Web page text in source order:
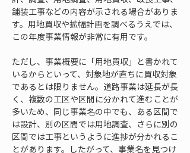
舗装工事などの内容が示される場合がありま
す。用地買収や拡幅計画を調べるうえでは、
この年度事業情報が非常に有用です。
ただし、事業概要に「用地買収」と書かれて
いるからといって、対象地が直ちに買収対象
であるとは限りません。道路事業は延長が長
く、複数の工区や区間に分かれて進むことが
多いため、同じ事業名の中でも、ある区間で
は設計、別の区間では用地調査、さらに別の
区間では工事というように進捗が分かれるこ
とがあります。したがって、事業名を見つけ